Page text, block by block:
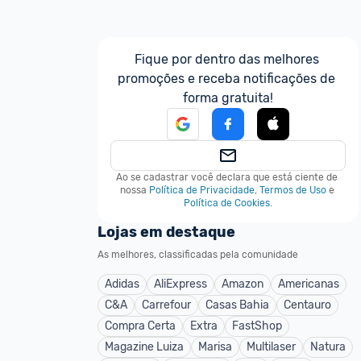
Fique por dentro das melhores
promoções e receba notificações de
forma gratuita!
Ao se cadastrar você declara que está ciente de
nossa Política de Privacidade, Termos de Uso e
Política de Cookies.
Lojas em destaque
As melhores, classificadas pela comunidade
Adidas AliExpress Amazon
Americanas
C&A
Carrefour Casas Bahia
Centauro
Compra Certa
Extra
FastShop
Magazine Luiza
Marisa Multilaser
Natura